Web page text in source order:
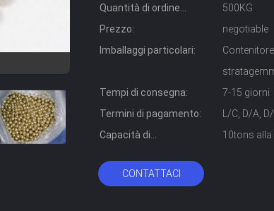
Quantità di ordine
minimo:
500KG
Prezzo:
negotiable
Imballaggi particolari:
Tempi di consegna:
7-15 giorni
Termini di pagamento:
L/C, D/A,
Capacità di
10tons
CONTATTACI